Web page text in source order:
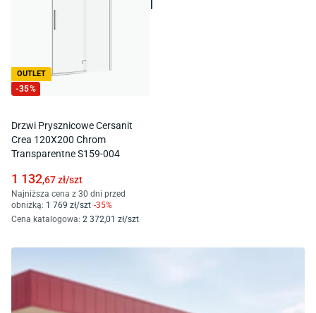
OUTLET
-35%
Drzwi Prysznicowe Cersanit
Crea 120X200 Chrom
Transparentne S159-004
1 132,67zł/szt
Najniższa cena z 30 dni przed
obniżką: 1 769 zł/szt -35%
Cena katalogowa: 2 372 ,01 zł/szt